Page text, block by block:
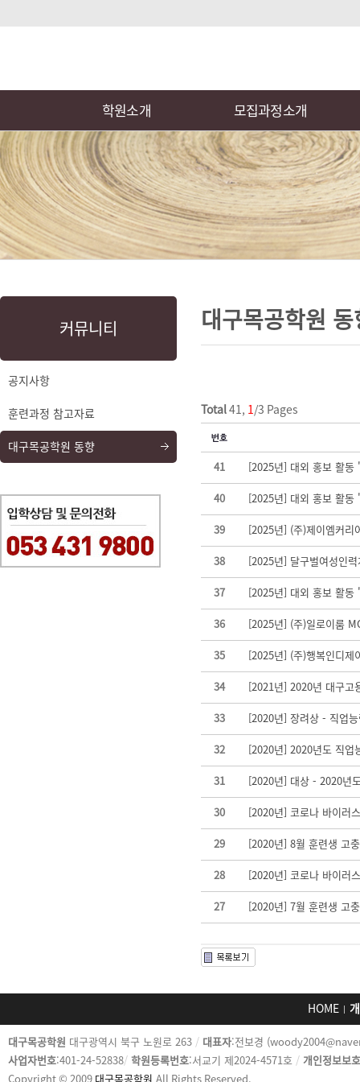
로
기
으
바
로
가
기
학원소개 모집과정소개
본
하
커뮤니티
공지사항
훈련과정 참고자료
대구목공학원 동향
링
본
대구목공학원 동
Total 41, 1 /3 Pages
41 [2025년] 대외 홍보 활
40 [2025년] 대외 홍보 활
39 [2025년] (주)제이엠커리
38 [2025년] 달구벌여성인
37 [2025년] 대외 홍보 활
36 [2025년] (주)일로이룸
35 [2025년] (주)행복인디
34 [2021년] 2020년 대구고
33 [2020년] 장려상 - 직업
32 [2020년] 2020년도 직업
31 [2020년] 대상 - 2020년
30 [2020년] 코로나 바이러
29 [2020년] 8월 훈련생 고
28 [2020년] 코로나 바이러
27 [2020년] 7월 훈련생 고
HOME
카
피
라
대구목공학원 대구광역시 북구 노원로 263 / 대표자:전보경
사업자번호:401-24-52838/ 학원등록번호:서교기 제2024-4571호 / 개인정보보
Copyright © 2009 대구목공학원 All Rights Reserved.